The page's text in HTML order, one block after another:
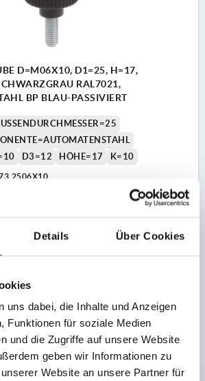
Details Über Cookies
uns dabei, die Inhalte und Anzeigen
Funktionen für soziale Medien
und die Zugriffe auf unsere Website
geben wir Informationen zu
Website an unsere Partner für
D=M06X10, D1=25, H=17,
RAL7021,
BP BLAU-PASSIVIERT
D3=12 HÖHE=17 K=10